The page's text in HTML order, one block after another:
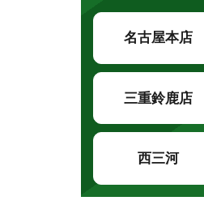
名古屋本店
三重鈴鹿店
西三河